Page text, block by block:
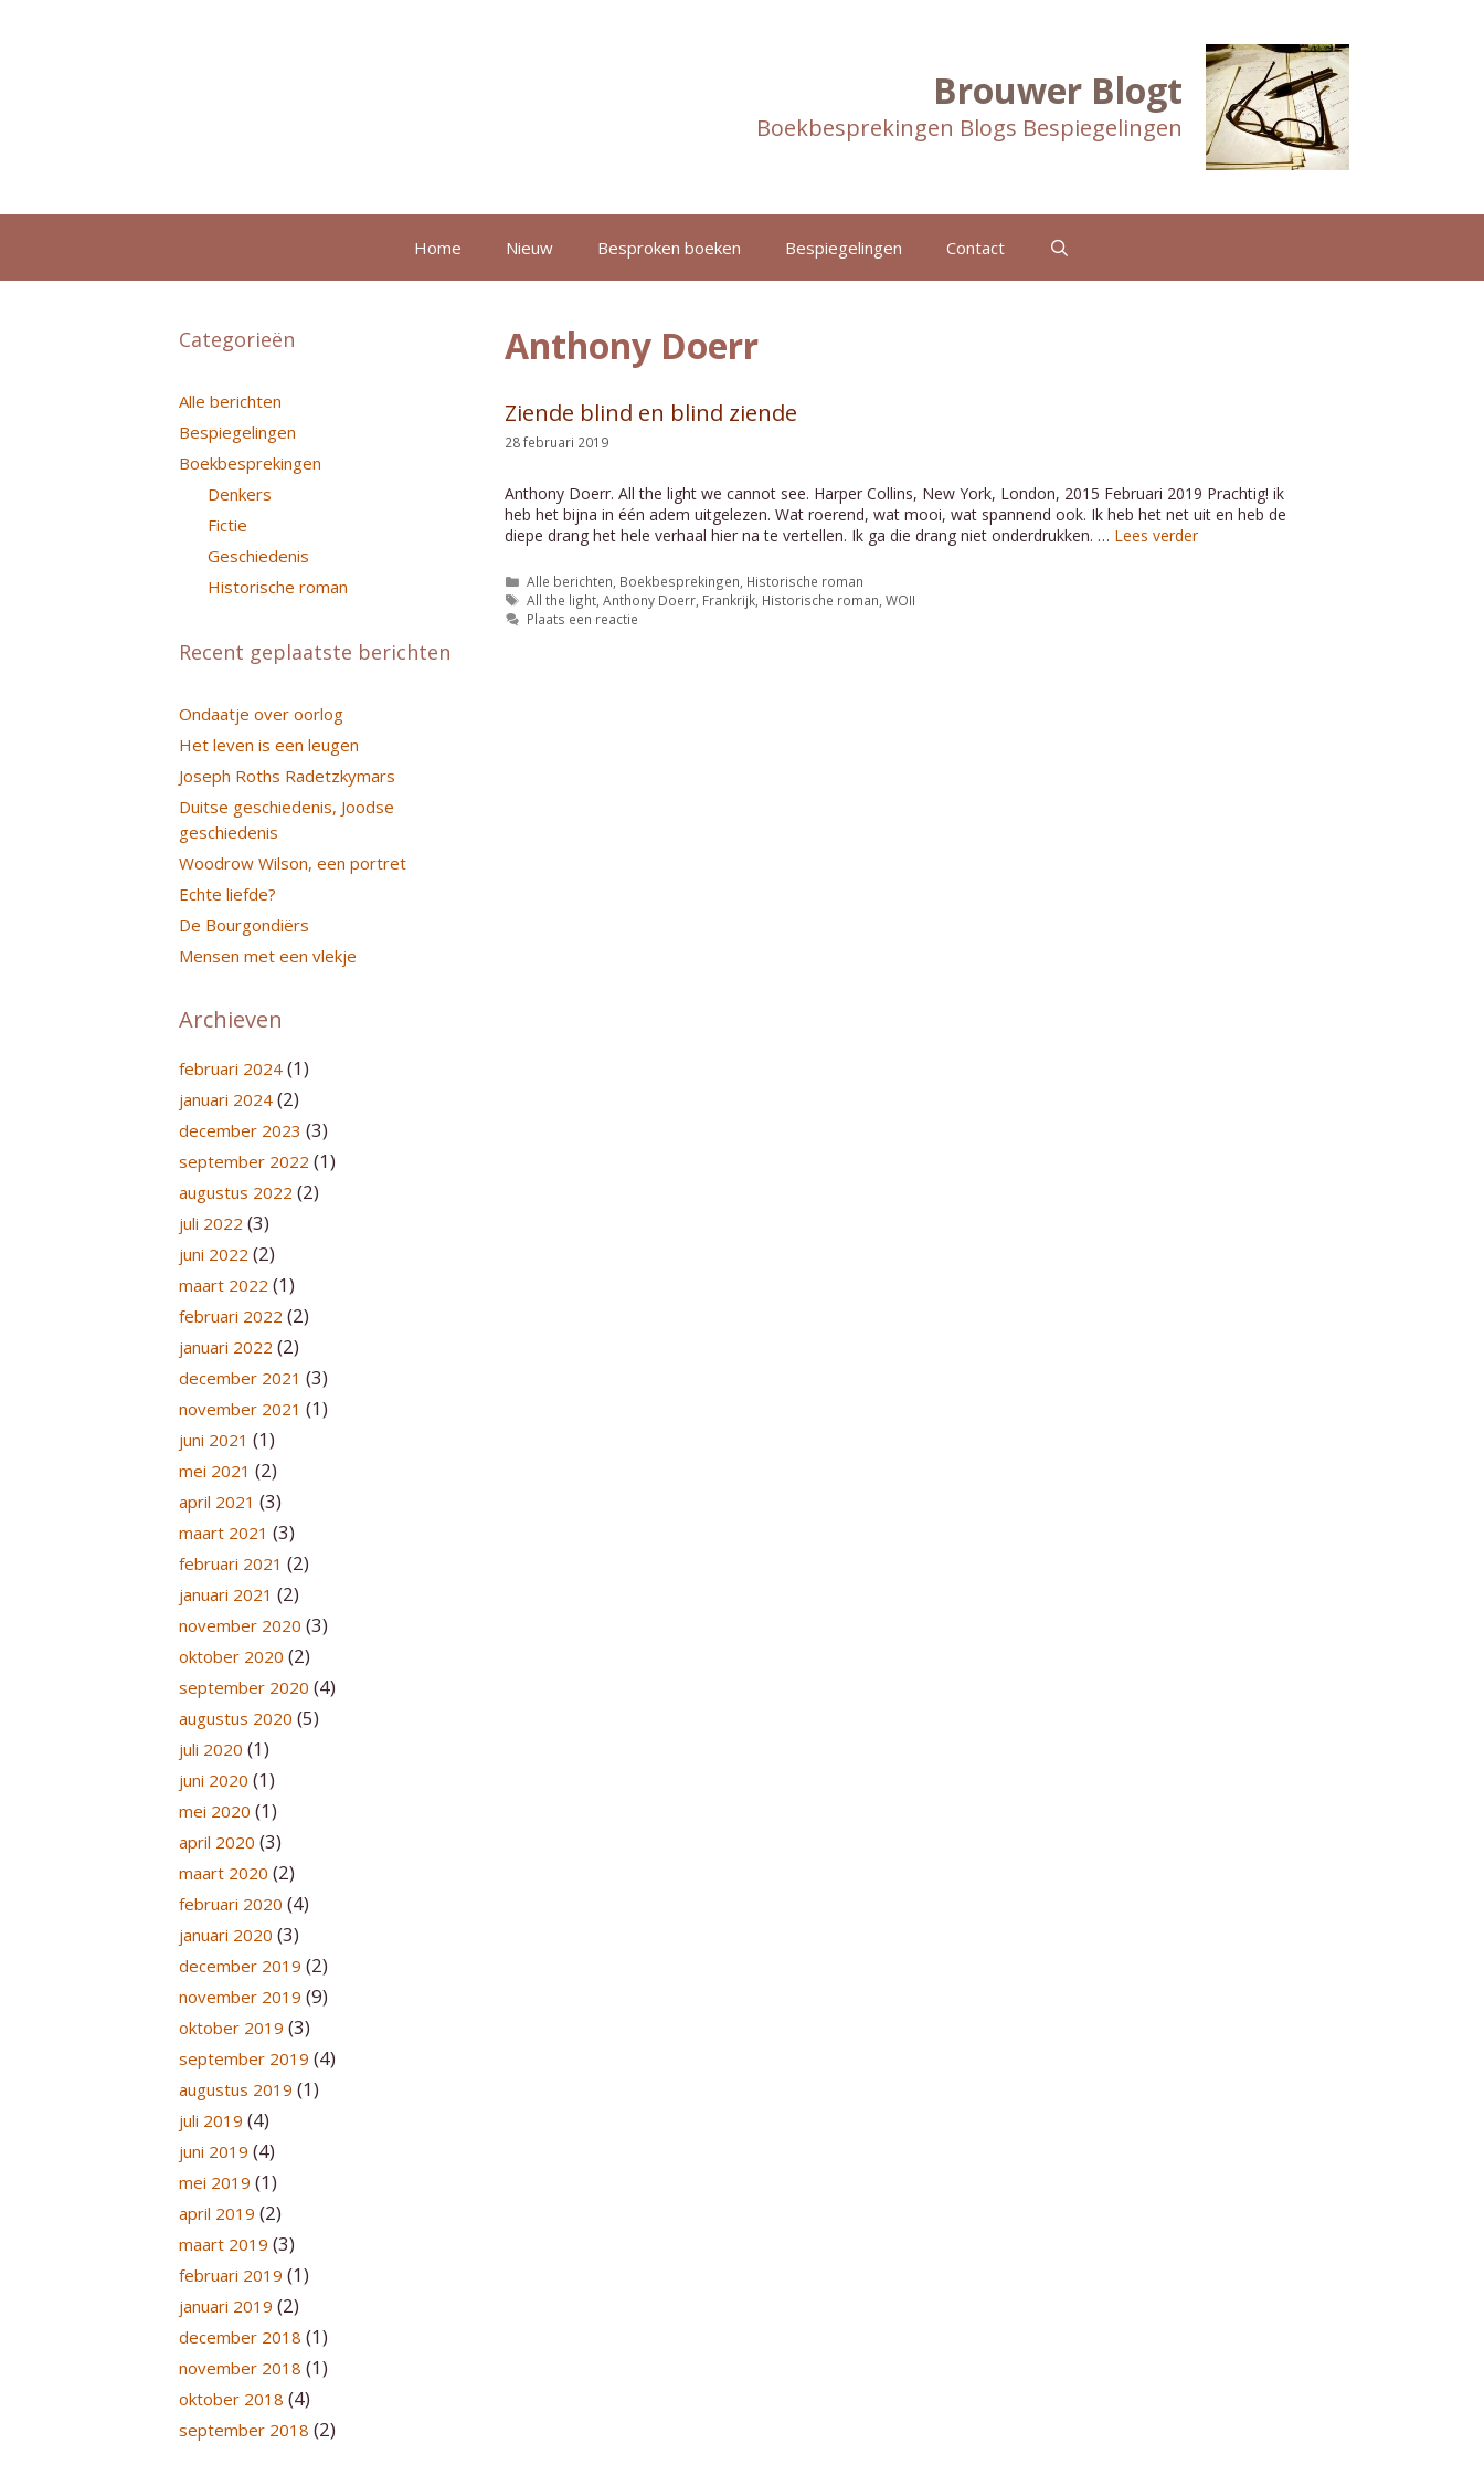
Brouwer Blogt
Boekbesprekingen Blogs Bespiegelingen
Home Nieuw Besproken boeken Bespiegelingen Contact
Anthony Doerr
Ziende blind en blind ziende
28 februari 2019
Anthony Doerr. All the light we cannot see. Harper Collins, New York, London, 2015 Februari 2019 Prachtig! ik
heb het bijna in één adem uitgelezen. Wat roerend, wat mooi, wat spannend ook. Ik heb het net uit en heb de
diepe drang het hele verhaal hier na te vertellen. Ik ga die drang niet onderdrukken. … Lees verder
Categorieën
Alle berichten Boekbesprekingen Historische roman
Tags
All the light ,Anthony Doerr Frankrijk Historische roman ,WOII
Plaats een reactie
Categorieën
Alle berichten
Bespiegelingen
Boekbesprekingen
Denkers
Fictie
Geschiedenis
Historische roman
Recent geplaatste berichten
Ondaatje over oorlog
Het leven is een leugen
Joseph Roths Radetzkymars
Duitse geschiedenis, Joodse
geschiedenis
Woodrow Wilson, een portret
Echte liefde?
De Bourgondiërs
Mensen met een vlekje
Archieven
februari 2024 (1)
januari 2024 (2)
december 2023 (3)
september 2022 (1)
augustus 2022 (2)
juli 2022 (3)
juni 2022 (2)
maart 2022 (1)
februari 2022 (2)
januari 2022 (2)
december 2021 (3)
november 2021 (1)
juni 2021 (1)
mei 2021 (2)
april 2021 (3)
maart 2021 (3)
februari 2021 (2)
januari 2021 (2)
november 2020 (3)
oktober 2020 (2)
september 2020 (4)
augustus 2020 (5)
juli 2020 (1)
juni 2020 (1)
mei 2020 (1)
april 2020 (3)
maart 2020 (2)
februari 2020 (4)
januari 2020 (3)
december 2019 (2)
november 2019 (9)
oktober 2019 (3)
september 2019 (4)
augustus 2019 (1)
juli 2019 (4)
juni 2019 (4)
mei 2019 (1)
april 2019 (2)
maart 2019 (3)
februari 2019 (1)
januari 2019 (2)
december 2018 (1)
november 2018 (1)
oktober 2018 (4)
september 2018 (2)